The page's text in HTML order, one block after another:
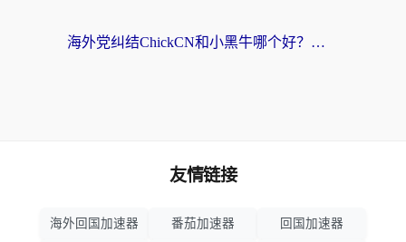
海外党纠结ChickCN和小黑牛哪个好？一篇帮你选对回国加速器的实用指南
友情链接
海外回国加速器 番茄加速器 回国加速器